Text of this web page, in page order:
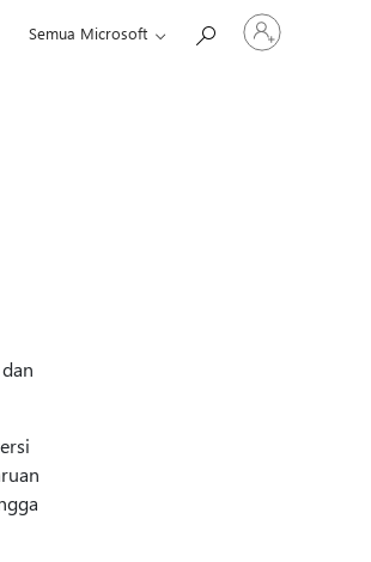
Semua Microsoft
Masuk
ke
akun